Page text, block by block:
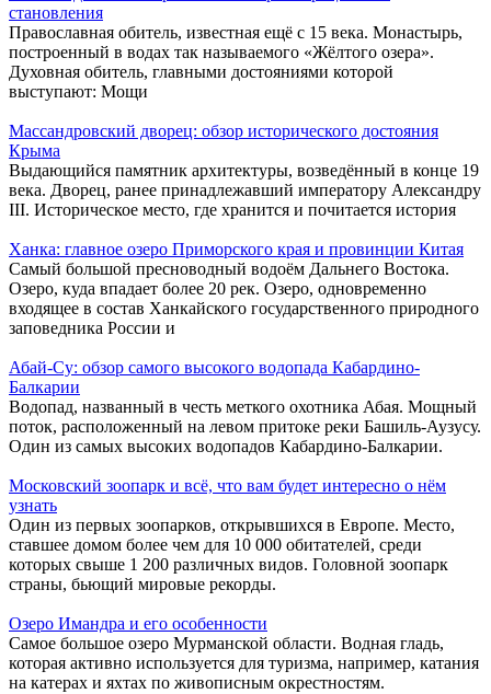
становления
Православная обитель, известная ещё с 15 века. Монастырь,
построенный в водах так называемого «Жёлтого озера».
Духовная обитель, главными достояниями которой
выступают: Мощи
Массандровский дворец: обзор исторического достояния
Крыма
Выдающийся памятник архитектуры, возведённый в конце 19
века. Дворец, ранее принадлежавший императору Александру
III. Историческое место, где хранится и почитается история
Ханка: главное озеро Приморского края и провинции Китая
Самый большой пресноводный водоём Дальнего Востока.
Озеро, куда впадает более 20 рек. Озеро, одновременно
входящее в состав Ханкайского государственного природного
заповедника России и
Абай-Су: обзор самого высокого водопада Кабардино-
Балкарии
Водопад, названный в честь меткого охотника Абая. Мощный
поток, расположенный на левом притоке реки Башиль-Аузусу.
Один из самых высоких водопадов Кабардино-Балкарии.
Московский зоопарк и всё, что вам будет интересно о нём
узнать
Один из первых зоопарков, открывшихся в Европе. Место,
ставшее домом более чем для 10 000 обитателей, среди
которых свыше 1 200 различных видов. Головной зоопарк
страны, бьющий мировые рекорды.
Озеро Имандра и его особенности
Самое большое озеро Мурманской области. Водная гладь,
которая активно используется для туризма, например, катания
на катерах и яхтах по живописным окрестностям.